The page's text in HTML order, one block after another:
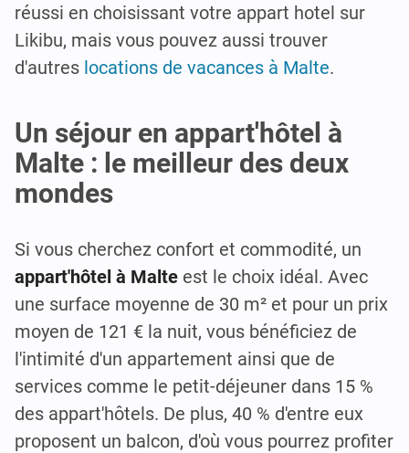
réussi en choisissant votre appart hotel sur
Likibu, mais vous pouvez aussi trouver
d'autres locations de vacances à Malte.
Un séjour en appart'hôtel à
Malte : le meilleur des deux
mondes
Si vous cherchez confort et commodité, un
appart'hôtel à Malte est le choix idéal. Avec
une surface moyenne de 30 m² et pour un prix
moyen de 121 € la nuit, vous bénéficiez de
l'intimité d'un appartement ainsi que de
services comme le petit-déjeuner dans 15 %
des appart'hôtels. De plus, 40 % d'entre eux
proposent un balcon, d'où vous pourrez profiter